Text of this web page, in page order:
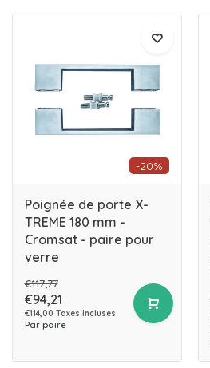
-20%
Poignée de porte X-
TREME 180 mm -
Cromsat - paire pour
verre
€117,77
€94,21
€114,00 Taxes incluses
Par paire